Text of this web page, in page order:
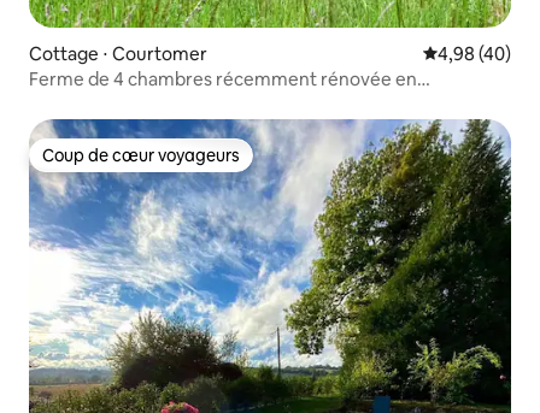
Cottage ⋅ Courtomer Évaluation
4,98 (40)
Ferme de 4 chambres récemment rénovée en
Coup de cœur voyageurs
Coup de cœur voyageurs